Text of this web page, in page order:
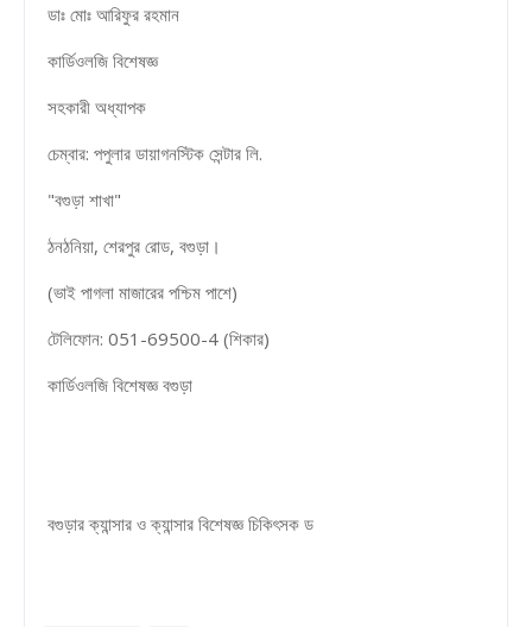
ডাঃ মোঃ আরিফুর রহমান
কার্ডিওলজি বিশেষজ্ঞ
সহকারী অধ্যাপক
চেম্বার: পপুলার ডায়াগনস্টিক সেন্টার লি.
"বগুড়া শাখা"
ঠনঠনিয়া, শেরপুর রোড, বগুড়া।
(ভাই পাগলা মাজারের পশ্চিম পাশে)
টেলিফোন: 051-69500-4 (শিকার)
কার্ডিওলজি বিশেষজ্ঞ বগুড়া
বগুড়ার ক্যান্সার ও ক্যান্সার বিশেষজ্ঞ চিকিৎসক ড